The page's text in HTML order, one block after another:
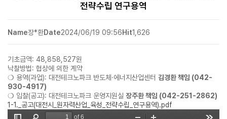
전략수립 연구용역
Name장*환Date2024/06/19 09:56Hit1,626
기초금액: 48,858,527원
낙찰방법: 협상에 의한 계약
❍ 용역(과업): 대전테크노파크 반도체·에너지산업센터 김경환 책임 (042-
930-4917)
❍ 입찰(공고): 대전테크노파크 운영지원실 장주환 책임 (042-251-2862)
1-1._공고(대전시_원자력산업_육성_전략수립_연구용역).pdf